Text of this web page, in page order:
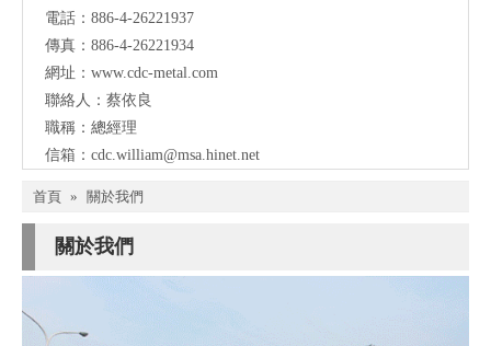
電話：886-4-26221937
傳真：886-4-26221934
網址： www.cdc-metal.com
聯絡人：蔡依良
職稱：總經理
信箱： cdc.william@msa.hinet.net
首頁 » 關於我們
關於我們